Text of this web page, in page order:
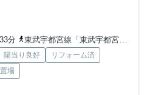
分
東武宇都宮線「東武宇都宮」駅 徒歩54分
陽当り良好
リフォーム済
場